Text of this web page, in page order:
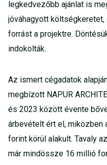
legkedvezőbb ajánlat is
jóváhagyott
forrást a projektre.
indokolták.
Az ismert cégadatok
megbízott NAPUR
és 2023 között évente
árbevételt ért el, miközben
forint körül alakult. Tavaly
már mindössze 16 millió